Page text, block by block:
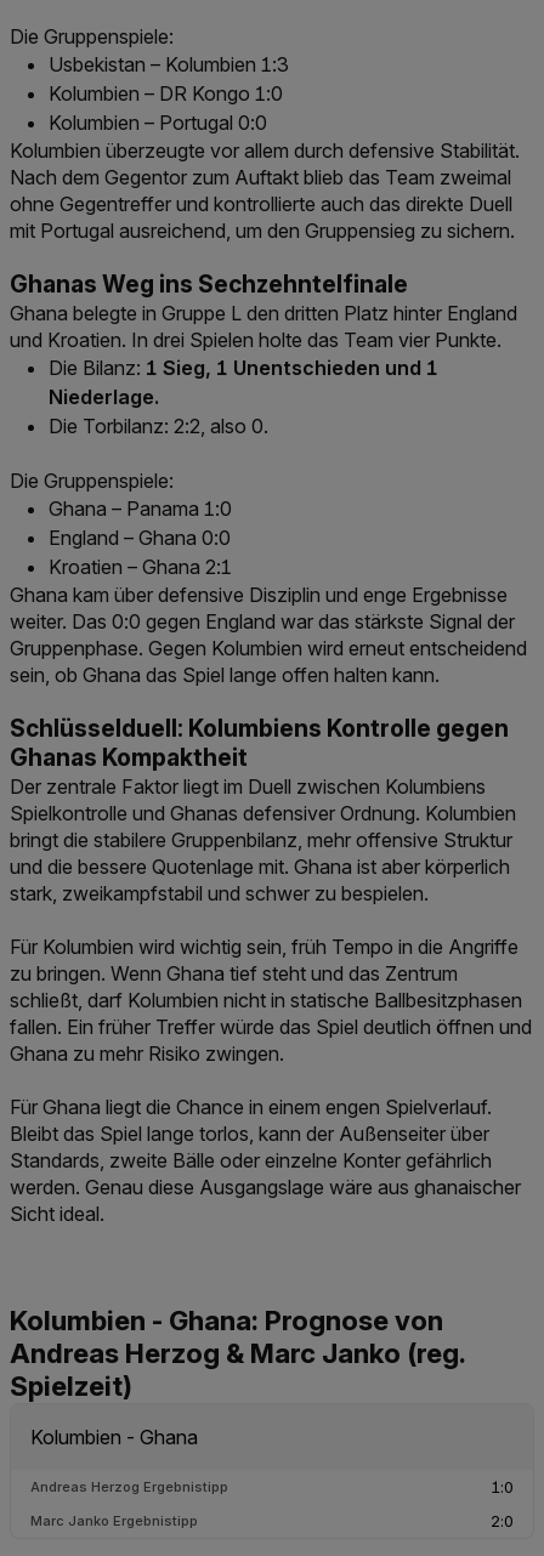
Die Gruppenspiele:
Usbekistan – Kolumbien 1:3
Kolumbien – DR Kongo 1:0
Kolumbien – Portugal 0:0
Kolumbien überzeugte vor allem durch defensive Stabilität.
Nach dem Gegentor zum Auftakt blieb das Team zweimal
ohne Gegentreffer und kontrollierte auch das direkte Duell
mit Portugal ausreichend, um den Gruppensieg zu sichern.
Ghanas Weg ins Sechzehntelfinale
Ghana belegte in Gruppe L den dritten Platz hinter England
und Kroatien. In drei Spielen holte das Team vier Punkte.
Die Bilanz: 1 Sieg, 1 Unentschieden und 1
Niederlage.
Die Torbilanz: 2:2, also 0.
Die Gruppenspiele:
Ghana – Panama 1:0
England – Ghana 0:0
Kroatien – Ghana 2:1
Ghana kam über defensive Disziplin und enge Ergebnisse
weiter. Das 0:0 gegen England war das stärkste Signal der
Gruppenphase. Gegen Kolumbien wird erneut entscheidend
sein, ob Ghana das Spiel lange offen halten kann.
Schlüsselduell: Kolumbiens Kontrolle gegen
Ghanas Kompaktheit
Der zentrale Faktor liegt im Duell zwischen Kolumbiens
Spielkontrolle und Ghanas defensiver Ordnung. Kolumbien
bringt die stabilere Gruppenbilanz, mehr offensive Struktur
und die bessere Quotenlage mit. Ghana ist aber körperlich
stark, zweikampfstabil und schwer zu bespielen.
Für Kolumbien wird wichtig sein, früh Tempo in die Angriffe
zu bringen. Wenn Ghana tief steht und das Zentrum
schließt, darf Kolumbien nicht in statische Ballbesitzphasen
fallen. Ein früher Treffer würde das Spiel deutlich öffnen und
Ghana zu mehr Risiko zwingen.
Für Ghana liegt die Chance in einem engen Spielverlauf.
Bleibt das Spiel lange torlos, kann der Außenseiter über
Standards, zweite Bälle oder einzelne Konter gefährlich
werden. Genau diese Ausgangslage wäre aus ghanaischer
Sicht ideal.
Kolumbien - Ghana: Prognose von
Andreas Herzog & Marc Janko (reg.
Spielzeit)